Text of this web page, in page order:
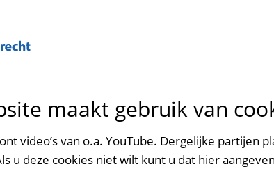
patiëntportaal
het ziekenhuis
Contact en route
Contactgegevens
Verwijzers
Teleconsult
maakt gebruik van
video’s van o.a. YouTube. Dergelijke partijen
u deze cookies niet wilt kunt u dat hier